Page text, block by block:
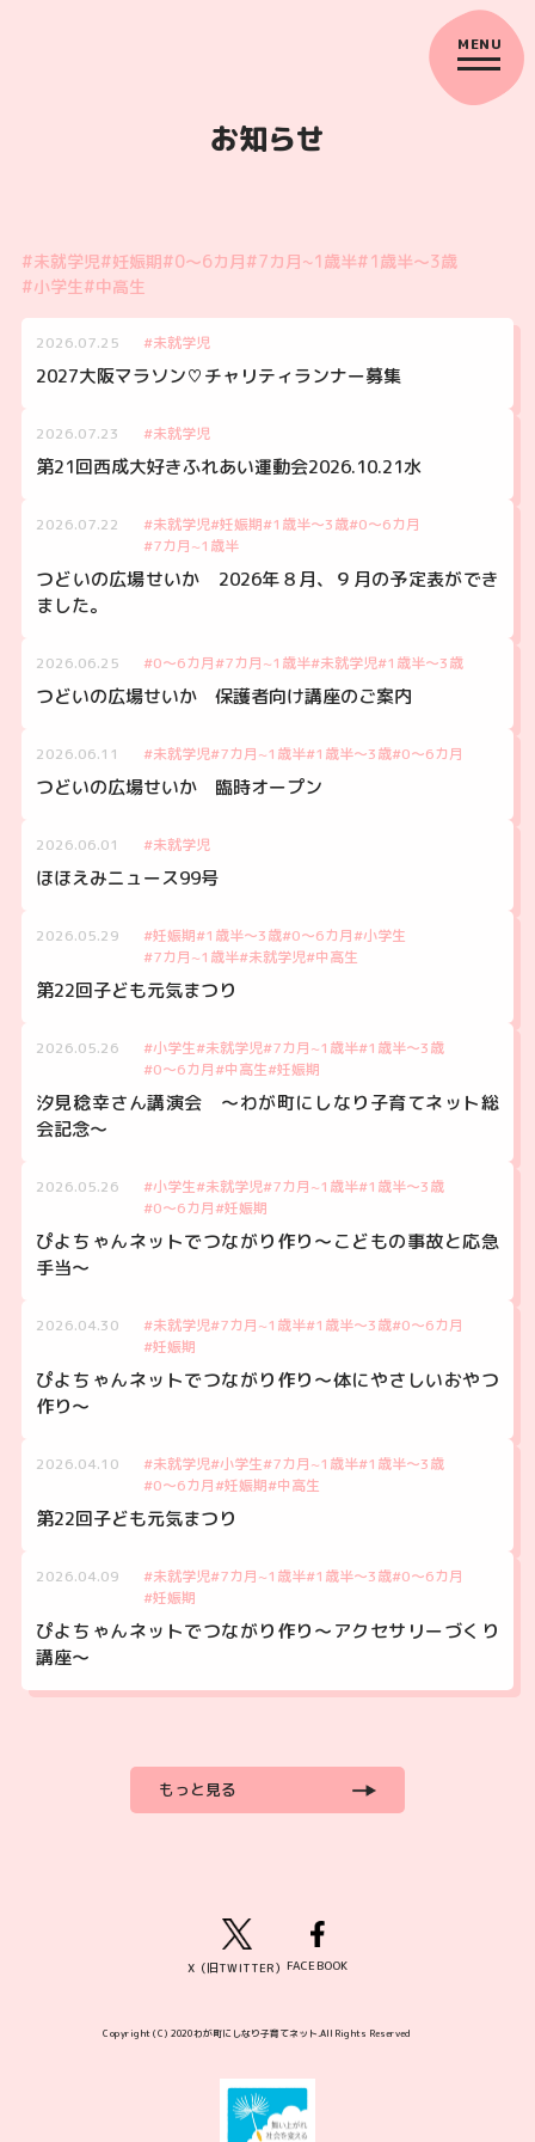
お知らせ
#未就学児#妊娠期#0～6カ月#7カ月~1歳半#1歳半～3歳
#小学生#中高生
2026.07.25 #未就学児
2027大阪マラソン♡チャリティランナー募集
2026.07.23 #未就学児
第21回西成大好きふれあい運動会2026.10.21水
2026.07.22 #未就学児#妊娠期#1歳半～3歳#0～6カ月
#7カ月~1歳半
つどいの広場せいか 2026年８月、９月の予定表ができ
ました。
2026.06.25 #0～6カ月#7カ月~1歳半#未就学児#1歳半～3歳
つどいの広場せいか 保護者向け講座のご案内
2026.06.11 #未就学児#7カ月~1歳半#1歳半～3歳#0～6カ月
つどいの広場せいか 臨時オープン
2026.06.01 #未就学児
ほほえみニュース99号
2026.05.29 #妊娠期#1歳半～3歳#0～6カ月#小学生
#7カ月~1歳半#未就学児#中高生
第22回子ども元気まつり
2026.05.26 #小学生#未就学児#7カ月~1歳半#1歳半～3歳
#0～6カ月#中高生#妊娠期
汐見稔幸さん講演会 ～わが町にしなり子育てネット総
会記念～
2026.05.26 #小学生#未就学児#7カ月~1歳半#1歳半～3歳
#0～6カ月#妊娠期
ぴよちゃんネットでつながり作り～こどもの事故と応急
手当～
2026.04.30 #未就学児#7カ月~1歳半#1歳半～3歳#0～6カ月
#妊娠期
ぴよちゃんネットでつながり作り～体にやさしいおやつ
作り～
2026.04.10 #未就学児#小学生#7カ月~1歳半#1歳半～3歳
#0～6カ月#妊娠期#中高生
第22回子ども元気まつり
2026.04.09 #未就学児#7カ月~1歳半#1歳半～3歳#0～6カ月
#妊娠期
ぴよちゃんネットでつながり作り～アクセサリーづくり
講座～
もっと見る
X（旧TWITTER） FACEBOOK
Copyright (C) 2020わが町にしなり子育てネット.All Rights Reserved